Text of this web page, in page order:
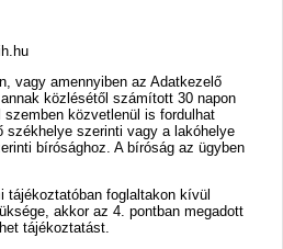
vagy amennyiben az Adatkezelő
közlésétől számított 30 napon
szemben közvetlenül is fordulhat
székhelye szerinti vagy a lakóhelye
bírósághoz. A bíróság az ügyben
tájékoztatóban foglaltakon kívül
akkor az 4. pontban megadott
tájékoztatást.